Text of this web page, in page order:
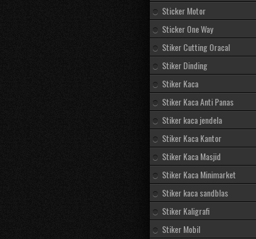
Sticker Motor
Sticker One Way
Stiker Cutting Oracal
Stiker Dinding
Stiker Kaca
Stiker Kaca Anti Panas
Stiker kaca jendela
Stiker Kaca Kantor
Stiker Kaca Masjid
Stiker Kaca Minimarket
Stiker kaca sandblas
Stiker Kaligrafi
Stiker Mobil